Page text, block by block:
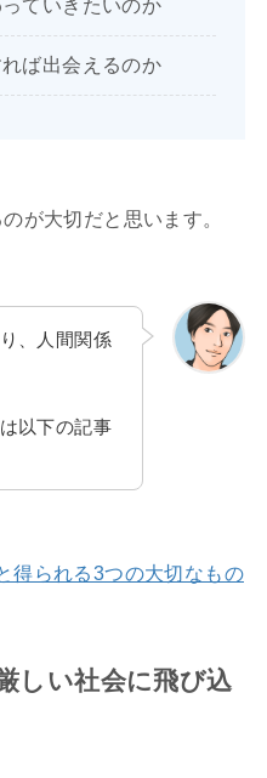
ていきたいのか
ば出会えるのか
が大切だと思います。
、人間関係
以下の記事
得られる3つの大切なもの
しい社会に飛び込